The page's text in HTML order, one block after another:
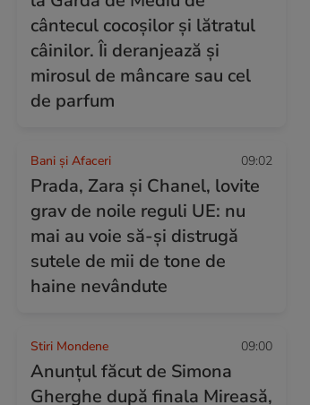
cântecul cocoșilor și lătratul
câinilor. Îi deranjează și
mirosul de mâncare sau cel
de parfum
Bani și Afaceri 09:02
Prada, Zara și Chanel, lovite
grav de noile reguli UE: nu
mai au voie să-și distrugă
sutele de mii de tone de
haine nevândute
Stiri Mondene 09:00
Anunțul făcut de Simona
Gherghe după finala Mireasă,